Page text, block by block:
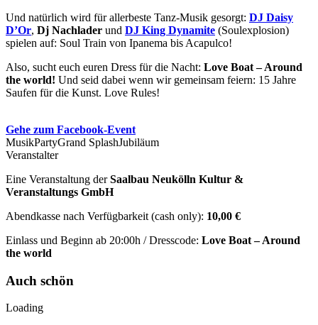
Und natürlich wird für allerbeste Tanz-Musik gesorgt: DJ Daisy
D’Or, Dj Nachlader und DJ King Dynamite (Soulexplosion)
spielen auf: Soul Train von Ipanema bis Acapulco!
Also, sucht euch euren Dress für die Nacht: Love Boat – Around
the world! Und seid dabei wenn wir gemeinsam feiern: 15 Jahre
Saufen für die Kunst. Love Rules!
Gehe zum Facebook-Event
MusikPartyGrand SplashJubiläum
Veranstalter
Eine Veranstaltung derSaalbau Neukölln Kultur &
Veranstaltungs GmbH
Abendkasse nach Verfügbarkeit (cash only): 10,00 €
Einlass und Beginn ab 20:00h / Dresscode: Love Boat – Around
the world
Auch schön
Loading